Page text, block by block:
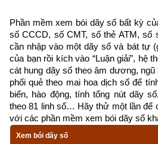
chuyển chiếc kính trên tờ báo từ
không có gì thay đổi. Nhưng khi
ánh mặt trời và hướng nó vào
nguyên chiếc kính trong một
làm cháy một lỗ trên tờ báo. Tôi
của cha nhưng không hiểu được ý
cha tôi giải thích rằng nguyên tác
với nguyên tắc áp dụng vào mọi
thành công, chúng ta cần tập trung
Phần mềm xem bói dãy số bất kỳ
số CCCD, số CMT, số thẻ ATM,
cần nhập vào một dãy số và bát tự
của bạn rồi kích vào “Luận giải”, hệ
cát hung dãy số theo âm dương,
phối quẻ theo mai hoa dịch số để
biến, hào động, tính tổng nút dãy
theo 81 linh số… Hãy thử một lần để
với các phần mềm xem bói dãy số
Xem bói dãy số